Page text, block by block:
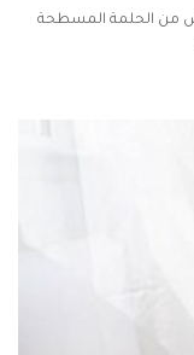
من الحلمة المسطحة